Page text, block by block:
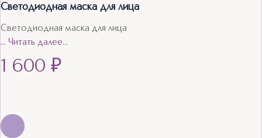
Светодиодная маска для лица
Светодиодная маска для лица
… Читать далее…
1 600 ₽